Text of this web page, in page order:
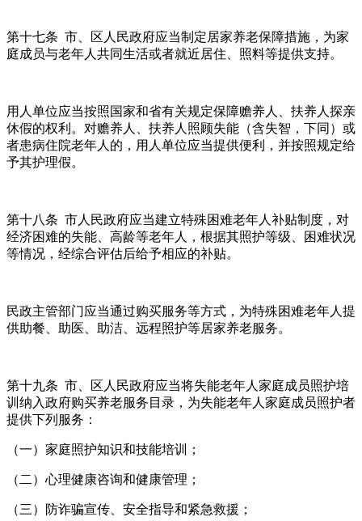
第十七条 市、区人民政府应当制定居家养老保障措施，为家
庭成员与老年人共同生活或者就近居住、照料等提供支持。
用人单位应当按照国家和省有关规定保障赡养人、扶养人探亲
休假的权利。对赡养人、扶养人照顾失能（含失智，下同）或
者患病住院老年人的，用人单位应当提供便利，并按照规定给
予其护理假。
第十八条 市人民政府应当建立特殊困难老年人补贴制度，对
经济困难的失能、高龄等老年人，根据其照护等级、困难状况
等情况，经综合评估后给予相应的补贴。
民政主管部门应当通过购买服务等方式，为特殊困难老年人提
供助餐、助医、助洁、远程照护等居家养老服务。
第十九条 市、区人民政府应当将失能老年人家庭成员照护培
训纳入政府购买养老服务目录，为失能老年人家庭成员照护者
提供下列服务：
（一）家庭照护知识和技能培训；
（二）心理健康咨询和健康管理；
（三）防诈骗宣传、安全指导和紧急救援；